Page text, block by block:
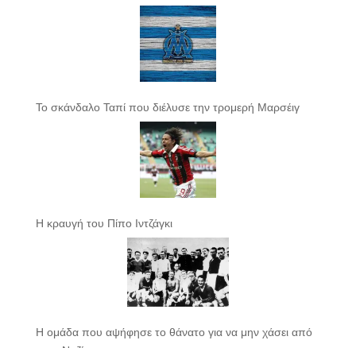
Το σκάνδαλο Ταπί που διέλυσε την τρομερή Μαρσέιγ
Η κραυγή του Πίπο Ιντζάγκι
Η ομάδα που αψήφησε το θάνατο για να μην χάσει από